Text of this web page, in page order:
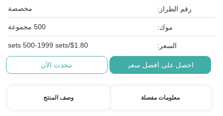
رقم الطراز: مخصصة
موك: 500 مجموعة
السعر: $1.80/sets 500-1999 sets
احصل على أفضل سعر نتحدث الآن
معلومات مفصلة وصف المنتج